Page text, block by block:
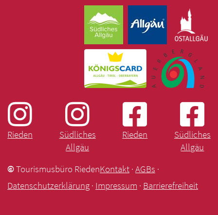
©Tourismusbüro RiedenKontakt · AGBs ·
Datenschutzerklärung · Impressum · Barrierefreiheit
Rieden
Südliches
Allgäu
Rieden
Südliches
Allgäu